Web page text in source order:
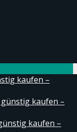
kaufen –
kaufen –
kaufen –